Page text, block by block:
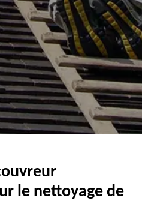
le nettoyage de